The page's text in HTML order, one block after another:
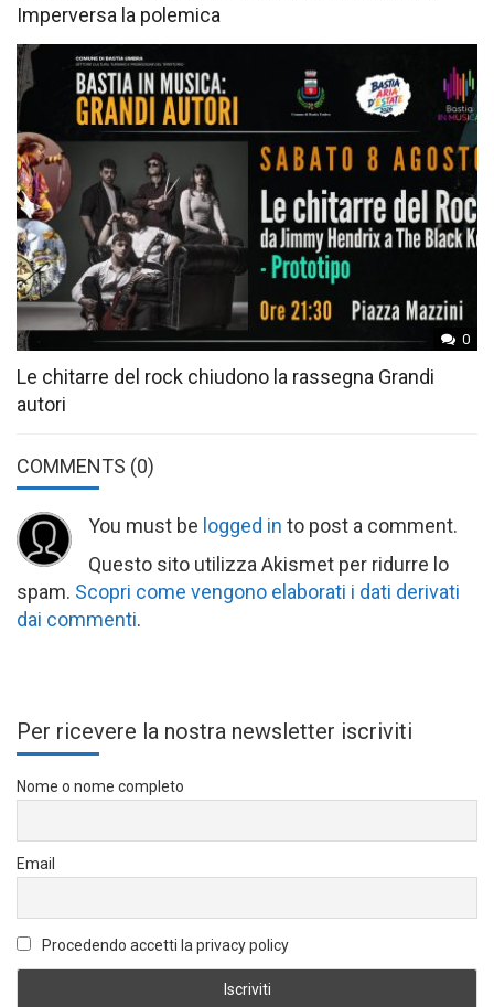
Imperversa la polemica
0
Le chitarre del rock chiudono la rassegna Grandi
autori
COMMENTS (0)
You must be logged in to post a comment.
Questo sito utilizza Akismet per ridurre lo
spam. Scopri come vengono elaborati i dati derivati
dai commenti.
Per ricevere la nostra newsletter iscriviti
Nome o nome completo
Email
Procedendo accetti la privacy policy